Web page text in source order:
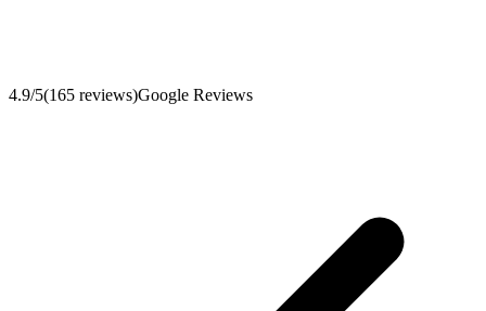
4.9/5(165 reviews)Google Reviews